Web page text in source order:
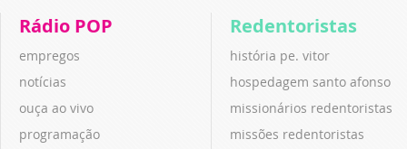
Rádio POP
empregos
notícias
ouça ao vivo
programação
Redentoristas
história pe. vitor
hospedagem santo afonso
missionários redentoristas
missões redentoristas